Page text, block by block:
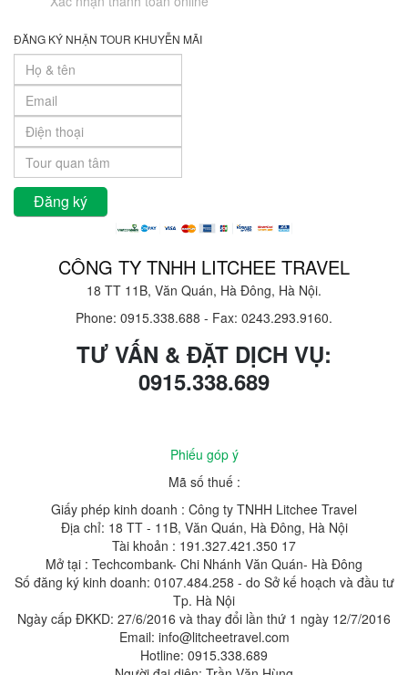
ĐĂNG KÝ NHẬN TOUR KHUYỄN MÃI
CÔNG TY TNHH LITCHEE TRAVEL
18 TT 11B, Văn Quán, Hà Đông, Hà Nội.
Phone: 0915.338.688 - Fax: 0243.293.9160.
TƯ VẤN & ĐẶT DỊCH VỤ:
0915.338.689
Phiếu góp ý
Mã số thuế :
Giấy phép kinh doanh : Công ty TNHH Litchee Travel
Địa chỉ: 18 TT - 11B, Văn Quán, Hà Đông, Hà Nội
Tài khoản : 191.327.421.350 17
Mở tại : Techcombank- Chi Nhánh Văn Quán- Hà Đông
Số đăng ký kinh doanh: 0107.484.258 - do Sở kế hoạch và đầu tư
Tp. Hà Nội
Ngày cấp ĐKKD: 27/6/2016 và thay đổi lần thứ 1 ngày 12/7/2016
Email: info@litcheetravel.com
Hotline: 0915.338.689